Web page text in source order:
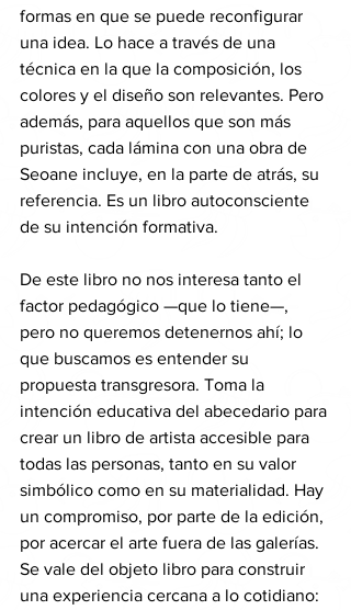
formas en que se puede reconfigurar
una idea. Lo hace a través de una
técnica en la que la composición, los
colores y el diseño son relevantes. Pero
además, para aquellos que son más
puristas, cada lámina con una obra de
Seoane incluye, en la parte de atrás, su
referencia. Es un libro autoconsciente
de su intención formativa.
De este libro no nos interesa tanto el
factor pedagógico —que lo tiene—,
pero no queremos detenernos ahí; lo
que buscamos es entender su
propuesta transgresora. Toma la
intención educativa del abecedario para
crear un libro de artista accesible para
todas las personas, tanto en su valor
simbólico como en su materialidad. Hay
un compromiso, por parte de la edición,
por acercar el arte fuera de las galerías.
Se vale del objeto libro para construir
una experiencia cercana a lo cotidiano: